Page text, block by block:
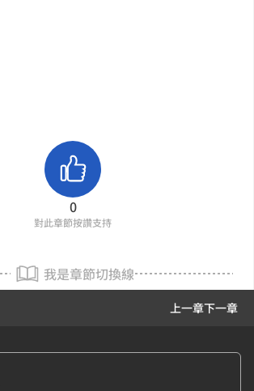
上一章下一章
0
對此章節按讚支持
我是章節切換線